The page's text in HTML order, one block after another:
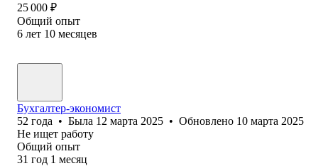
25 000 ₽
Общий опыт
6 лет 10 месяцев
Бухгалтер-экономист
52 года • Была 12 марта 2025 • Обновлено 10 марта 2025
Не ищет работу
Общий опыт
31 год 1 месяц